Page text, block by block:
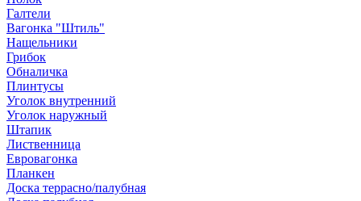
Галтели
Вагонка "Штиль"
Нащельники
Грибок
Обналичка
Плинтусы
Уголок внутренний
Уголок наружный
Штапик
Лиственница
Евровагонка
Планкен
Доска террасно/палубная